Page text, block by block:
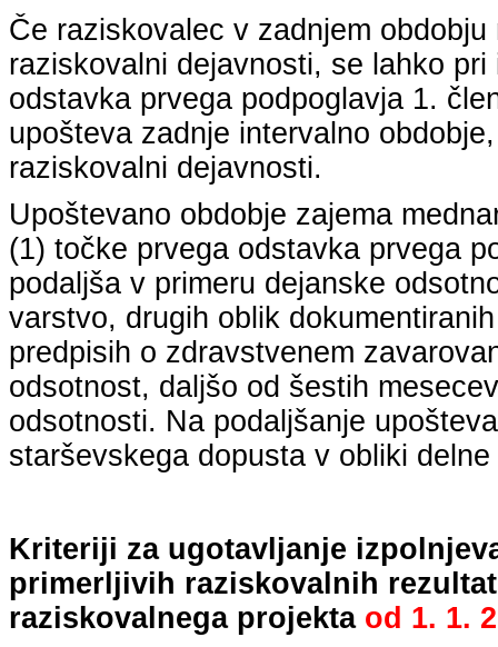
Če raziskovalec v zadnjem
raziskovalni dejavnosti, se lahko
odstavka prvega podpoglavja 1.
upošteva zadnje intervalno
raziskovalni dejavnosti.
Upoštevano obdobje zajema
(1) točke prvega odstavka prvega
podaljša v primeru dejanske
varstvo, drugih oblik
predpisih o zdravstvenem
odsotnost, daljšo od šestih
odsotnosti. Na podaljšanje
starševskega dopusta v obliki
Kriteriji za ugotavljanje
primerljivih raziskovalnih
raziskovalnega projekta od 1. 1.